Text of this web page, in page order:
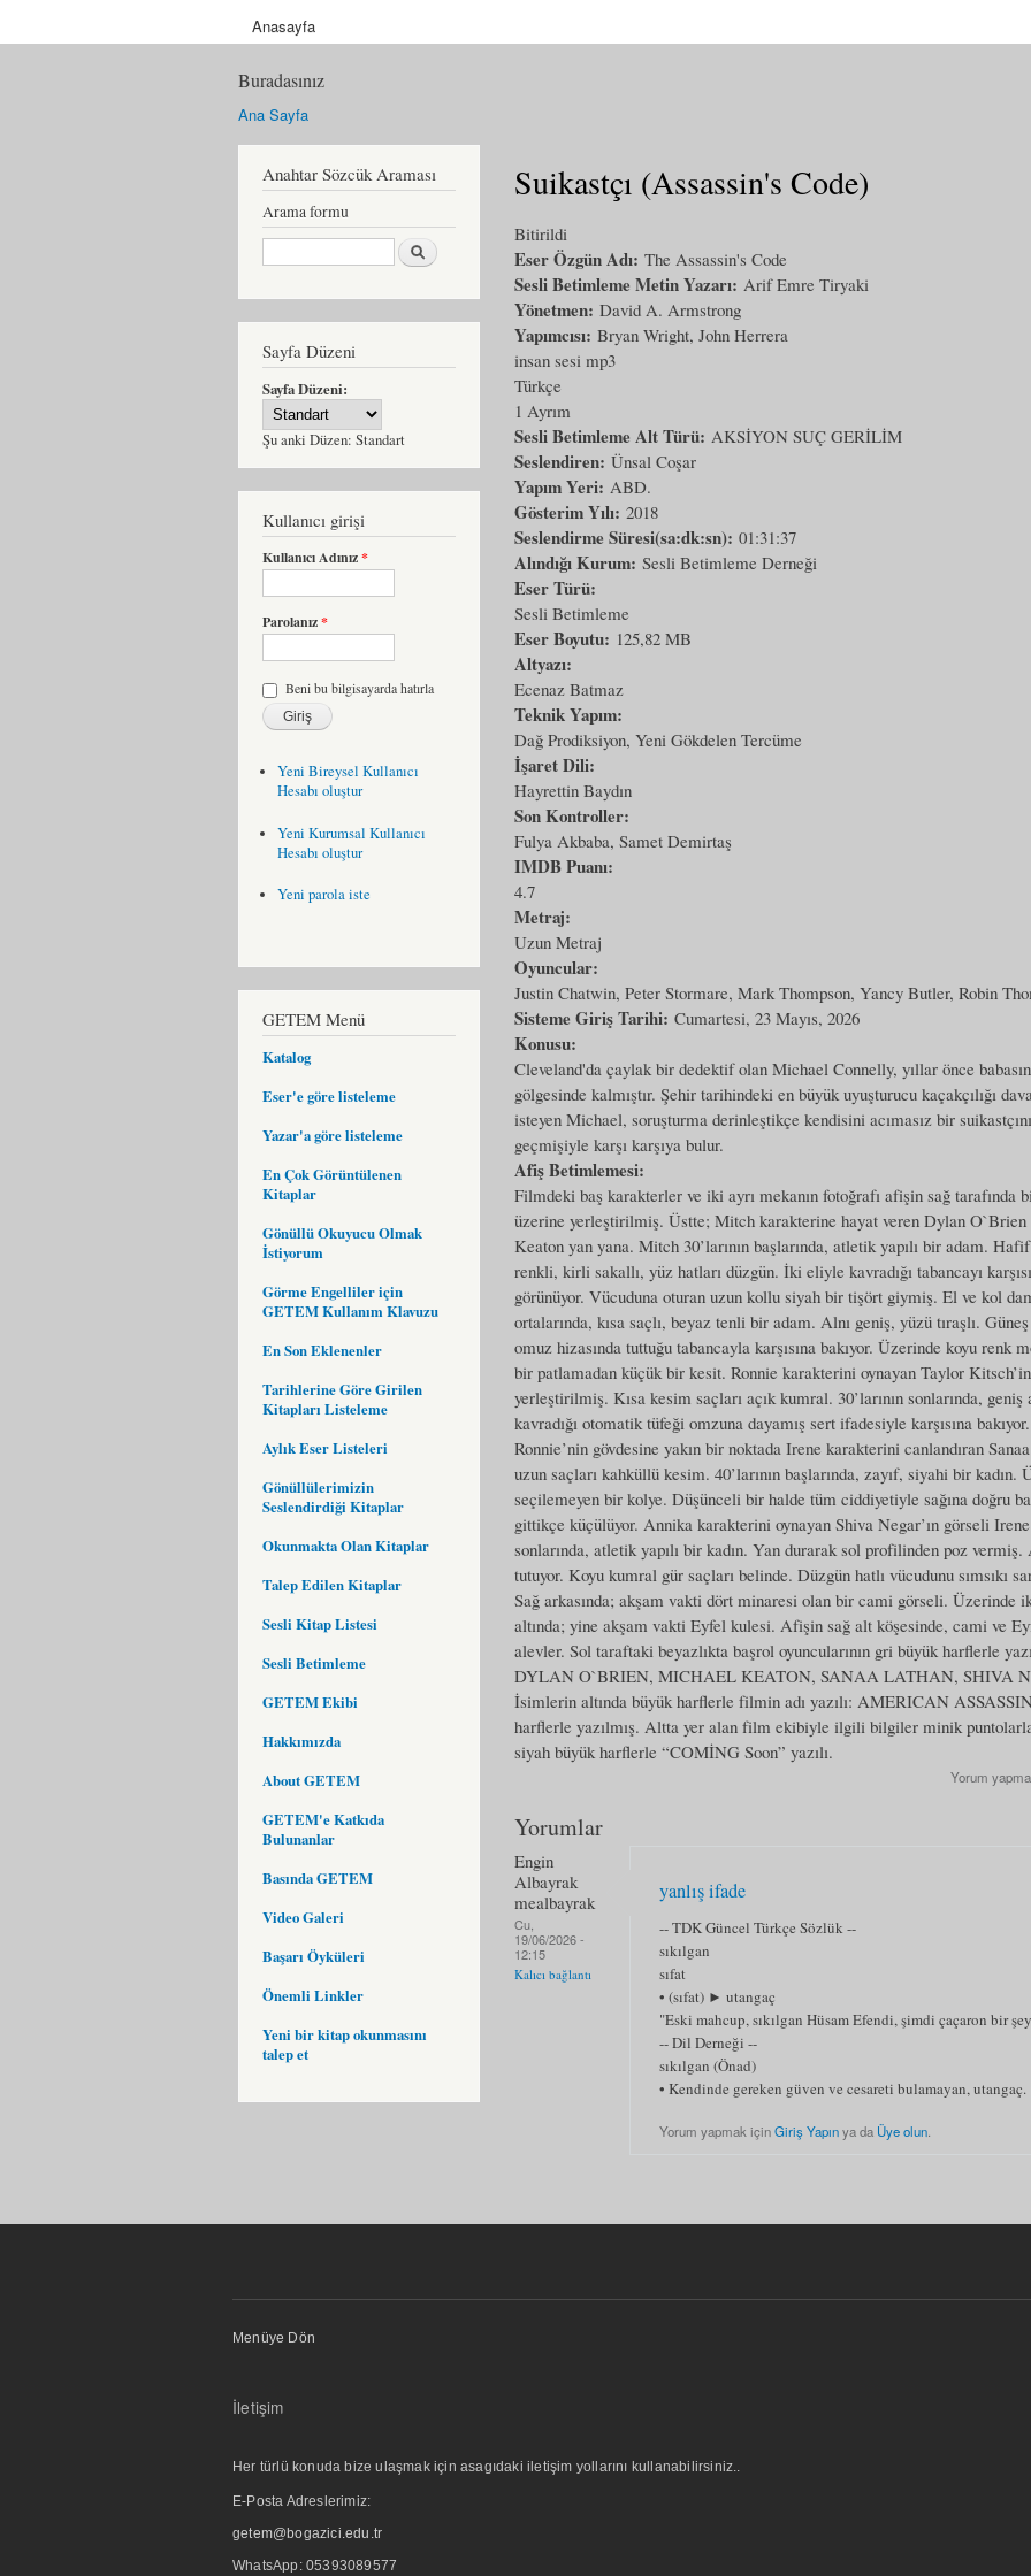
Anasayfa
Buradasınız
Ana Sayfa
Anahtar Sözcük Araması
Arama formu
Ara
Sayfa Düzeni
Sayfa Düzeni:
Şu anki Düzen: Standart
Kullanıcı girişi
Kullanıcı Adınız*
Parolanız*
Beni bu bilgisayarda hatırla
Yeni Bireysel Kullanıcı
Hesabı oluştur
Yeni Kurumsal Kullanıcı
Hesabı oluştur
Yeni parola iste
GETEM Menü
Katalog
Eser'e göre listeleme
Yazar'a göre listeleme
En Çok Görüntülenen
Kitaplar
Gönüllü Okuyucu Olmak
İstiyorum
Görme Engelliler için
GETEM Kullanım Klavuzu
En Son Eklenenler
Tarihlerine Göre Girilen
Kitapları Listeleme
Aylık Eser Listeleri
Gönüllülerimizin
Seslendirdiği Kitaplar
Okunmakta Olan Kitaplar
Talep Edilen Kitaplar
Sesli Kitap Listesi
Sesli Betimleme
GETEM Ekibi
Hakkımızda
About GETEM
GETEM'e Katkıda
Bulunanlar
Basında GETEM
Video Galeri
Başarı Öyküleri
Önemli Linkler
Yeni bir kitap okunmasını
talep et
Suikastçı (Assassin's Code)
Bitirildi
Eser Özgün Adı: The Assassin's Code
Sesli Betimleme Metin Yazarı: Arif Emre Tiryaki
Yönetmen: David A. Armstrong
Yapımcısı: Bryan Wright, John Herrera
insan sesi mp3
Türkçe
1 Ayrım
Sesli Betimleme Alt Türü: AKSİYON SUÇ GERİLİM
Seslendiren: Ünsal Coşar
Yapım Yeri: ABD.
Gösterim Yılı: 2018
Seslendirme Süresi(sa:dk:sn): 01:31:37
Alındığı Kurum: Sesli Betimleme Derneği
Eser Türü:
Sesli Betimleme
Eser Boyutu: 125,82 MB
Altyazı:
Ecenaz Batmaz
Teknik Yapım:
Dağ Prodiksiyon, Yeni Gökdelen Tercüme
İşaret Dili:
Hayrettin Baydın
Son Kontroller:
Fulya Akbaba, Samet Demirtaş
IMDB Puanı:
4.7
Metraj:
Uzun Metraj
Oyuncular:
Justin Chatwin, Peter Stormare, Mark Thompson, Yancy Butler, Robin
Sisteme Giriş Tarihi: Cumartesi, 23 Mayıs, 2026
Konusu:
Cleveland'da çaylak bir dedektif olan Michael Connelly, yıllar önce
gölgesinde kalmıştır. Şehir tarihindeki en büyük uyuşturucu kaçakçılığı
isteyen Michael, soruşturma derinleştikçe kendisini acımasız bir
geçmişiyle karşı karşıya bulur.
Afiş Betimlemesi:
Filmdeki baş karakterler ve iki ayrı mekanın fotoğrafı afişin sağ
üzerine yerleştirilmiş. Üstte; Mitch karakterine hayat veren Dylan
Keaton yan yana. Mitch 30’larının başlarında, atletik yapılı bir adam.
renkli, kirli sakallı, yüz hatları düzgün. İki eliyle kavradığı tabancayı
görünüyor. Vücuduna oturan uzun kollu siyah bir tişört giymiş. El ve kol
ortalarında, kısa saçlı, beyaz tenli bir adam. Alnı geniş, yüzü tıraşlı.
omuz hizasında tuttuğu tabancayla karşısına bakıyor. Üzerinde koyu renk
bir patlamadan küçük bir kesit. Ronnie karakterini oynayan Taylor
yerleştirilmiş. Kısa kesim saçları açık kumral. 30’larının sonlarında,
kavradığı otomatik tüfeği omzuna dayamış sert ifadesiyle karşısına
Ronnie’nin gövdesine yakın bir noktada Irene karakterini canlandıran
uzun saçları kahküllü kesim. 40’larının başlarında, zayıf, siyahi bir
seçilemeyen bir kolye. Düşünceli bir halde tüm ciddiyetiyle sağına doğru
gittikçe küçülüyor. Annika karakterini oynayan Shiva Negar’ın görseli
sonlarında, atletik yapılı bir kadın. Yan durarak sol profilinden poz vermiş.
tutuyor. Koyu kumral gür saçları belinde. Düzgün hatlı vücudunu sımsıkı
Sağ arkasında; akşam vakti dört minaresi olan bir cami görseli. Üzerinde
altında; yine akşam vakti Eyfel kulesi. Afişin sağ alt köşesinde, cami ve
alevler. Sol taraftaki beyazlıkta başrol oyuncularının gri büyük harflerle
DYLAN O`BRIEN, MICHAEL KEATON, SANAA LATHAN, SHIVA
İsimlerin altında büyük harflerle filmin adı yazılı: AMERICAN
harflerle yazılmış. Altta yer alan film ekibiyle ilgili bilgiler minik
siyah büyük harflerle “COMİNG Soon” yazılı.
Yorum
Yorumlar
Engin
Albayrak
mealbayrak
Cu,
19/06/2026 -
12:15
Kalıcı bağlantı
yanlış ifade
-- TDK Güncel Türkçe Sözlük --
sıkılgan
sıfat
• (sıfat) ► utangaç
"Eski mahcup, sıkılgan Hüsam Efendi, şimdi çaçaron bir
-- Dil Derneği --
sıkılgan (Önad)
• Kendinde gereken güven ve cesareti bulamayan, utangaç.
Yorum yapmak içinGiriş Yapınya da Üye olun
Menüye Dön
İletişim
Her türlü konuda bize ulaşmak için asagıdaki iletişim yollarını kullanabilirsiniz..
E-Posta Adreslerimiz:
getem@bogazici.edu.tr
WhatsApp: 05393089577